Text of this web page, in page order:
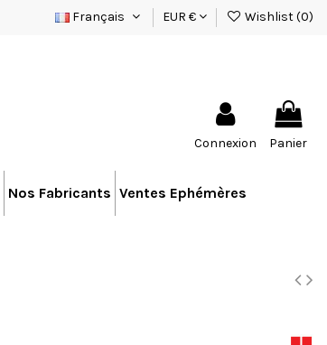
Français EUR € Wishlist (0)
Connexion Panier
Nos Fabricants Ventes Ephémères